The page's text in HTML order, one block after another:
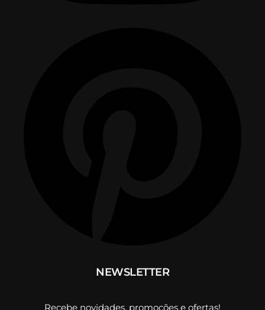
NEWSLETTER
Recebe novidades, promoções e ofertas!